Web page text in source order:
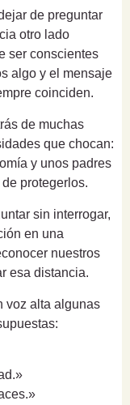
de preguntar
otro lado
ser conscientes
algo y el mensaje
coinciden.
de muchas
que chocan:
y unos padres
protegerlos.
sin interrogar,
en una
nuestros
esa distancia.
voz alta algunas